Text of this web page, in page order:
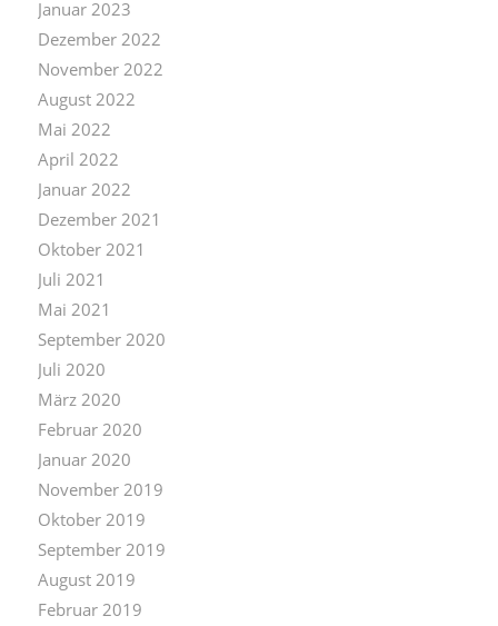
Januar 2023
Dezember 2022
November 2022
August 2022
Mai 2022
April 2022
Januar 2022
Dezember 2021
Oktober 2021
Juli 2021
Mai 2021
September 2020
Juli 2020
März 2020
Februar 2020
Januar 2020
November 2019
Oktober 2019
September 2019
August 2019
Februar 2019